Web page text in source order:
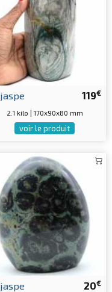
119€
jaspe
2.1 kilo | 170x90x80 mm
voir le produit
20€
jaspe